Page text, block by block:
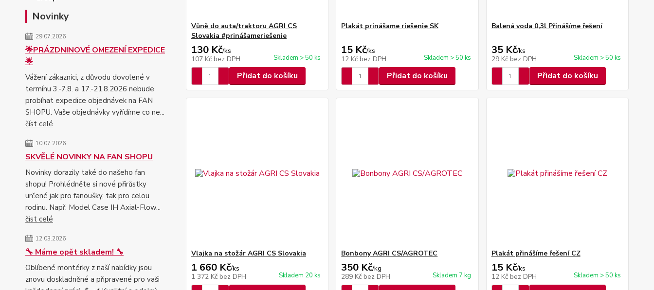
Novinky
29.07.2026
🌟PRÁZDNINOVÉ OMEZENÍ EXPEDICE
🌟
Vážení zákazníci, z důvodu dovolené v
termínu 3.-7.8. a 17.-21.8.2026 nebude
probíhat expedice objednávek na FAN
SHOPU. Vaše objednávky vyřídíme co ne...
číst celé
10.07.2026
SKVĚLÉ NOVINKY NA FAN SHOPU
Novinky dorazily také do našeho fan
shopu! Prohlédněte si nové přírůstky
určené jak pro fanoušky, tak pro celou
rodinu. Např. Model Case IH Axial-Flow...
číst celé
12.03.2026
🔧 Máme opět skladem! 🔧
Oblíbené montérky z naší nabídky jsou
znovu doskladněné a připravené pro vaši
Vůně do auta/traktoru AGRI CS
Slovakia #prinášameriešenie
130 Kč/ks
107 Kč bez DPH Skladem > 50 ks
Přidat do košíku
Plakát prinášame riešenie SK
15 Kč/ks
12 Kč bez DPH Skladem > 50 ks
Přidat do košíku
Balená voda 0,3l Přinášíme řešení
35 Kč/ks
29 Kč bez DPH Skladem > 50 ks
Přidat do košíku
Vlajka na stožár AGRI CS Slovakia
1 660 Kč/ks
1 372 Kč bez DPH Skladem 20 ks
Bonbony AGRI CS/AGROTEC
350 Kč/kg
289 Kč bez DPH Skladem 7 kg
Plakát přinášíme řešení CZ
15 Kč/ks
12 Kč bez DPH Skladem > 50 ks